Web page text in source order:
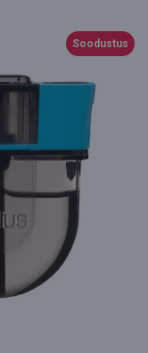
Soodustus